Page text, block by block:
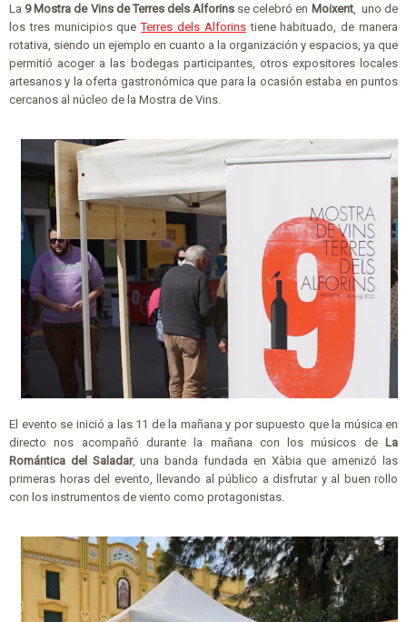
La 9 Mostra de Vins de Terres dels Alforins se celebró en Moixent, uno de
los tres municipios queTerres dels Alforinstiene habituado, de manera
rotativa, siendo un ejemplo en cuanto a la organización y espacios, ya que
permitió acoger a las bodegas participantes, otros expositores locales
artesanos y la oferta gastronómica que para la ocasión estaba en puntos
cercanos al núcleo de la Mostra de Vins.
El evento se inició a las 11 de la mañana y por supuesto que la música en
directo nos acompañó durante la mañana con los músicos de La
Romántica del Saladar, una banda fundada en Xàbia que amenizó las
primeras horas del evento, llevando al público a disfrutar y al buen rollo
con los instrumentos de viento como protagonistas.